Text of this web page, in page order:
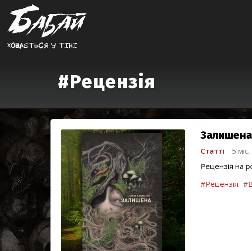
Ховається у тiнi
#Рецензія
Залишена
Статті
5
Рецензія на
#Рецензія